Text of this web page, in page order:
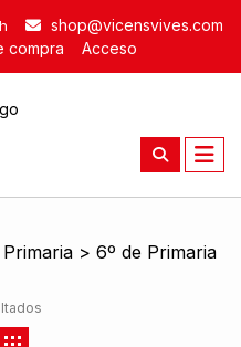
shop@vicensvives.com
compra
Acceso
> 6º de Primaria